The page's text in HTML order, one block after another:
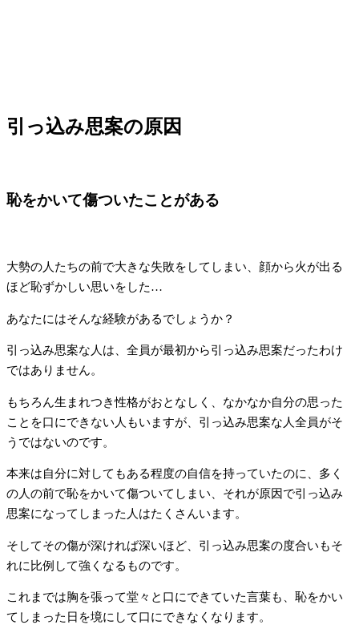
引っ込み思案の原因
恥をかいて傷ついたことがある
大勢の人たちの前で大きな失敗をしてしまい、顔から火が出る
ほど恥ずかしい思いをした…
あなたにはそんな経験があるでしょうか？
引っ込み思案な人は、全員が最初から引っ込み思案だったわけ
ではありません。
もちろん生まれつき性格がおとなしく、なかなか自分の思った
ことを口にできない人もいますが、引っ込み思案な人全員がそ
うではないのです。
本来は自分に対してもある程度の自信を持っていたのに、多く
の人の前で恥をかいて傷ついてしまい、それが原因で引っ込み
思案になってしまった人はたくさんいます。
そしてその傷が深ければ深いほど、引っ込み思案の度合いもそ
れに比例して強くなるものです。
これまでは胸を張って堂々と口にできていた言葉も、恥をかい
てしまった日を境にして口にできなくなります。